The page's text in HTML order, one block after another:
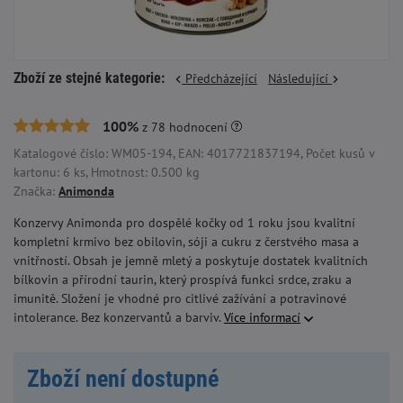
Zboží ze stejné kategorie: Předcházející Následující
100% z 78 hodnocení
Katalogové číslo: WM05-194, EAN: 4017721837194, Počet kusů v
kartonu: 6 ks, Hmotnost: 0.500 kg
Značka: Animonda
Konzervy Animonda pro dospělé kočky od 1 roku jsou kvalitní
kompletní krmivo bez obilovin, sóji a cukru z čerstvého masa a
vnitřností. Obsah je jemně mletý a poskytuje dostatek kvalitních
bílkovin a přírodní taurin, který prospívá funkci srdce, zraku a
imunitě. Složení je vhodné pro citlivé zažívání a potravinové
intolerance. Bez konzervantů a barviv. Více informací
Zboží není dostupné